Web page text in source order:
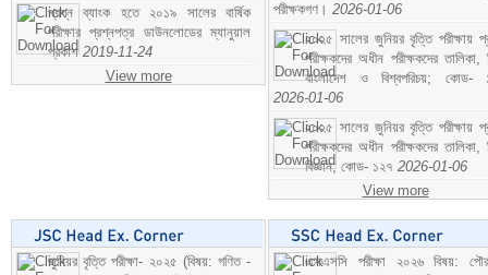
প্রশ্ন ব্যাংক হতে ২০১৯ সালের বার্ষিক
পরীক্ষার প্রশ্নপত্র ডাউনলোডের ম্যানুয়াল
প্রকাশ 2019-11-24
View more
পরীক্ষকগণ। 2026-01-06
২০২৫ সালের জুনিয়র বৃত্তি পরীক্ষায়
পরীক্ষকদের অধীন পরীক্ষকদের তালিকা,
বাংলাদেশ ও বিশ্বপরিচয়; কোড-
2026-01-06
২০২৫ সালের জুনিয়র বৃত্তি পরীক্ষায়
পরীক্ষকদের অধীন পরীক্ষকদের তালিকা,
বিজ্ঞান; কোড- ১২৭ 2026-01-06
View more
জুনিয়র বৃত্তি পরীক্ষা- ২০২৫ (বিষয়: গণিত -
এসএসসি পরীক্ষা ২০২৬ বিষয়: